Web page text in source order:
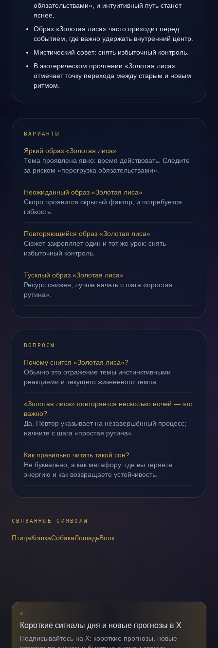
обязательствами», и интуитивный путь станет
яснее.
Образ «Золотая лиса» часто приходит перед
событием, где важно удержать внутренний центр.
Мистический совет: снять избыточный контроль.
В эзотерическом прочтении «Золотая лиса»
отмечает точку перехода между старым и новым
ритмом.
ВАРИАНТЫ
Яркий образ «Золотая лиса»
Тема проявлена явно: время действовать. Следите
за риском «перегрузка обязательствами».
Неожиданный образ «Золотая лиса»
Скоро проявится скрытый фактор, и потребуется
гибкость.
Повторяющийся образ «Золотая лиса»
Сюжет закрепляет один и тот же урок: снять
избыточный контроль.
Тусклый образ «Золотая лиса»
Ресурс снижен; лучше начать с шага «простая
рутина».
ВОПРОСЫ
Почему снится «Золотая лиса»?
Обычно это отражение темы инстинктивными
реакциями и текущего жизненного темпа.
«Золотая лиса» повторяется несколько ночей — это
важно?
Да. Повтор указывает на незавершённый процесс;
начните с шага «простая рутина».
Как правильно читать такой сон?
Не буквально, а как метафору: где вы теряете
энергию и как возвращаете устойчивость.
СВЯЗАННЫЕ СИМВОЛЫ
ПтицаКошкаСобакаЛошадьВолк
X
Короткие сигналы дня и новые прогнозы в X
Подписывайтесь на X: короткие прогнозы, новые